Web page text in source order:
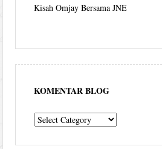
Kisah Omjay Bersama JNE
KOMENTAR BLOG
komentar